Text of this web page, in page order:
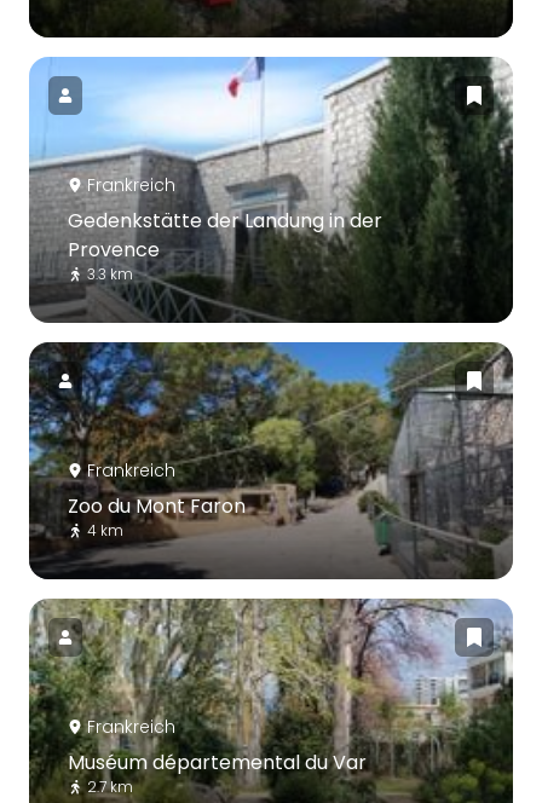
Frankreich
Gedenkstätte der Landung in der
Provence
3.3 km
Frankreich
Zoo du Mont Faron
4 km
Frankreich
Muséum départemental du Var
2.7 km